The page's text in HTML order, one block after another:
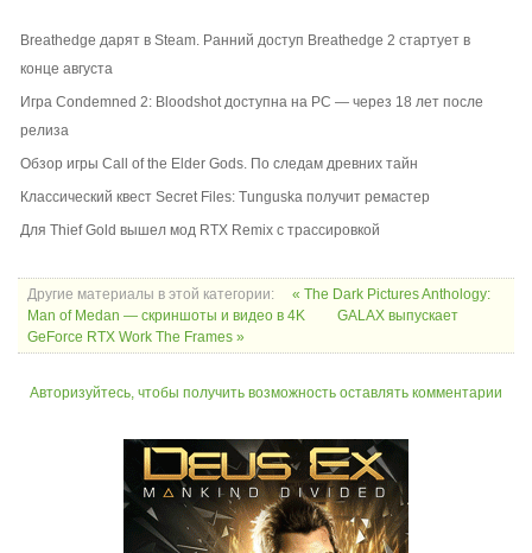
Breathedge дарят в Steam. Ранний доступ Breathedge 2 стартует в
конце августа
Игра Condemned 2: Bloodshot доступна на PC — через 18 лет после
релиза
Обзор игры Call of the Elder Gods. По следам древних тайн
Классический квест Secret Files: Tunguska получит ремастер
Для Thief Gold вышел мод RTX Remix с трассировкой
Другие материалы в этой категории:
« The Dark Pictures Anthology:
Man of Medan — скриншоты и видео в 4K
GALAX выпускает
GeForce RTX Work The Frames »
Авторизуйтесь, чтобы получить возможность оставлять комментарии